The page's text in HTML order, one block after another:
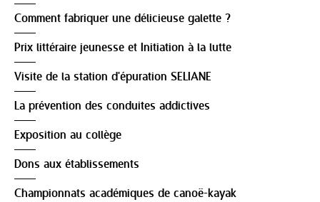
Comment fabriquer une délicieuse galette ?
Prix littéraire jeunesse et Initiation à la lutte
Visite de la station d'épuration SELIANE
La prévention des conduites addictives
Exposition au collège
Dons aux établissements
Championnats académiques de canoë-kayak